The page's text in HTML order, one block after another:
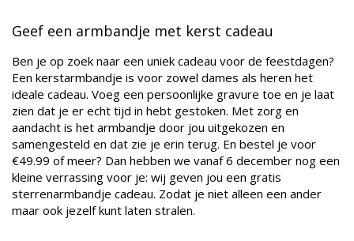
Geef een armbandje met kerst cadeau
Ben je op zoek naar een uniek cadeau voor de feestdagen?
Een kerstarmbandje is voor zowel dames als heren het
ideale cadeau. Voeg een persoonlijke gravure toe en je laat
zien dat je er echt tijd in hebt gestoken. Met zorg en
aandacht is het armbandje door jou uitgekozen en
samengesteld en dat zie je erin terug. En bestel je voor
€49.99 of meer? Dan hebben we vanaf 6 december nog een
kleine verrassing voor je: wij geven jou een gratis
sterrenarmbandje cadeau. Zodat je niet alleen een ander
maar ook jezelf kunt laten stralen.